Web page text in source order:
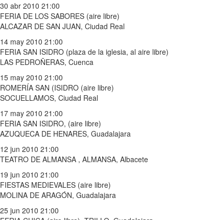
30 abr 2010 21:00
FERIA DE LOS SABORES (aire libre)
ALCAZAR DE SAN JUAN, Ciudad Real
14 may 2010 21:00
FERIA SAN ISIDRO (plaza de la iglesia, al aire libre)
LAS PEDROÑERAS, Cuenca
15 may 2010 21:00
ROMERÍA SAN (ISIDRO (aire libre)
SOCUELLAMOS, Ciudad Real
17 may 2010 21:00
FERIA SAN ISIDRO, (aire libre)
AZUQUECA DE HENARES, Guadalajara
12 jun 2010 21:00
TEATRO DE ALMANSA , ALMANSA, Albacete
19 jun 2010 21:00
FIESTAS MEDIEVALES (aire libre)
MOLINA DE ARAGÓN, Guadalajara
25 jun 2010 21:00